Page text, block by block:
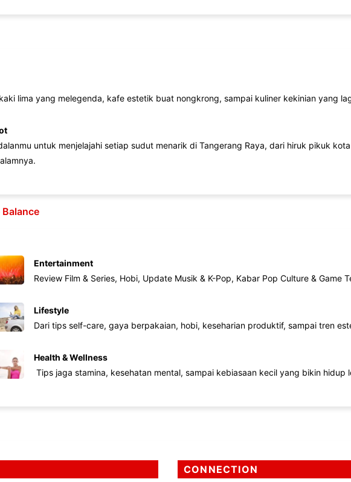
lima yang melegenda, kafe estetik buat nongkrong, sampai kuliner kekinian yang
untuk menjelajahi setiap sudut menarik di Tangerang Raya, dari hiruk pikuk
Balance
Entertainment
Review Film & Series, Hobi, Update Musik & K-Pop, Kabar Pop Culture & Game
Lifestyle
Dari tips self-care, gaya berpakaian, hobi, keseharian produktif, sampai tren
Health & Wellness
Tips jaga stamina, kesehatan mental, sampai kebiasaan kecil yang bikin hidup
CONNECTION